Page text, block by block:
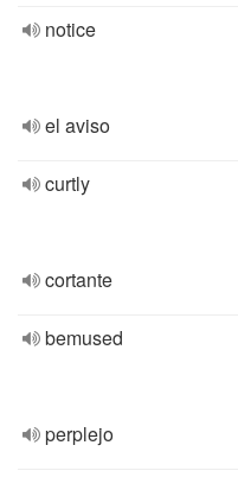
notice
el aviso
curtly
cortante
bemused
perplejo